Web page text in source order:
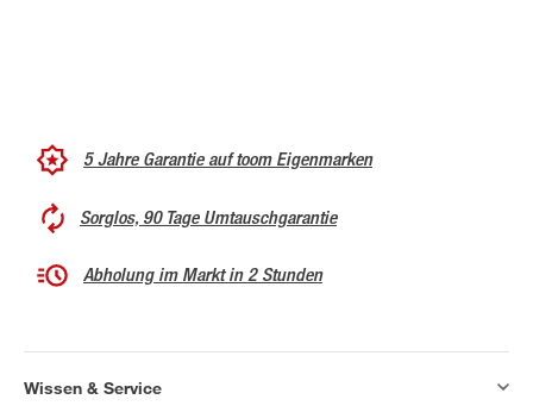
5 Jahre Garantie auf toom Eigenmarken
Sorglos, 90 Tage Umtauschgarantie
Abholung im Markt in 2 Stunden
Wissen & Service